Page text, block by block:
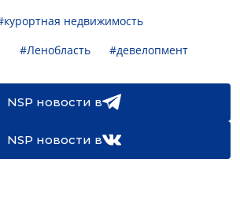
недвижимость
#Ленобласть #девелопмент
NSP новости в
NSP новости в